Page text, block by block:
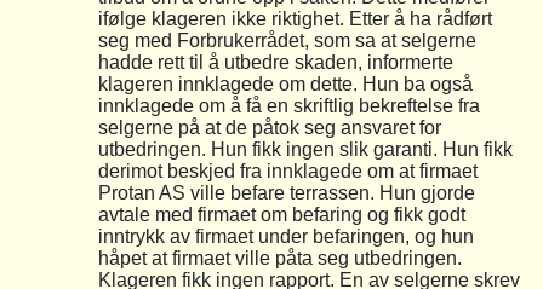
ifølge klageren ikke riktighet. Etter å ha rådført
seg med Forbrukerrådet, som sa at selgerne
hadde rett til å utbedre skaden, informerte
klageren innklagede om dette. Hun ba også
innklagede om å få en skriftlig bekreftelse fra
selgerne på at de påtok seg ansvaret for
utbedringen. Hun fikk ingen slik garanti. Hun fikk
derimot beskjed fra innklagede om at firmaet
Protan AS ville befare terrassen. Hun gjorde
avtale med firmaet om befaring og fikk godt
inntrykk av firmaet under befaringen, og hun
håpet at firmaet ville påta seg utbedringen.
Klageren fikk ingen rapport. En av selgerne skrev